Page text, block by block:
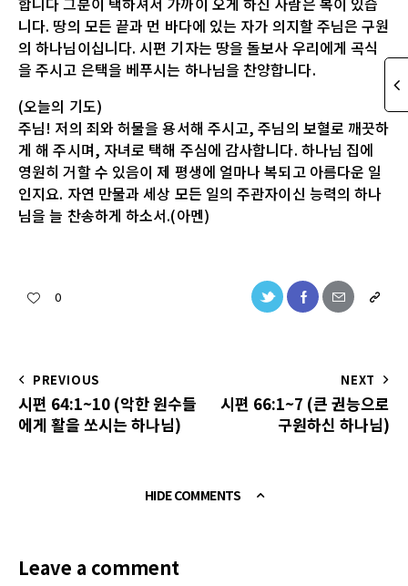
니다. 땅의 모든 끝과 먼 바다에 있는 자가 의지할 주님은 구원
의 하나님이십니다. 시편 기자는 땅을 돌보사 우리에게 곡식
을 주시고 은택을 베푸시는 하나님을 찬양합니다.
(오늘의 기도)
주님! 저의 죄와 허물을 용서해 주시고, 주님의 보혈로 깨끗하
게 해 주시며, 자녀로 택해 주심에 감사합니다. 하나님 집에
영원히 거할 수 있음이 제 평생에 얼마나 복되고 아름다운 일
인지요. 자연 만물과 세상 모든 일의 주관자이신 능력의 하나
님을 늘 찬송하게 하소서.(아멘)
0
PREVIOUS
시편 64:1~10 (악한 원수들
에게 활을 쏘시는 하나님)
NEXT
시편 66:1~7 (큰 권능으로
구원하신 하나님)
HIDE COMMENTS
Leave a comment